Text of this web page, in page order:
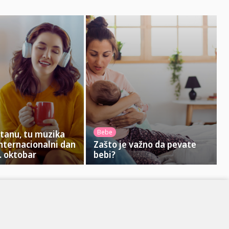
tu muzika
dan
oktobar
Bebe
Zašto je važno da pevate
bebi?